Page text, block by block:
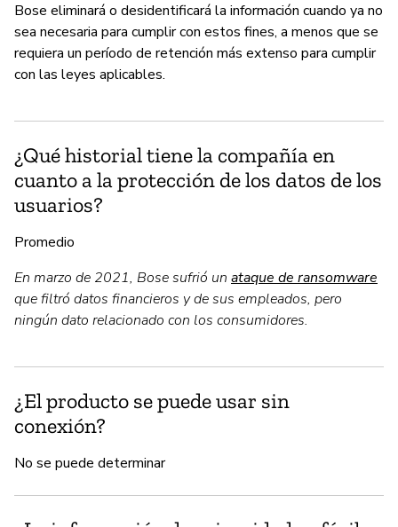
Bose eliminará o desidentificará la información cuando ya no
sea necesaria para cumplir con estos fines, a menos que se
requiera un período de retención más extenso para cumplir
con las leyes aplicables.
¿Qué historial tiene la compañía en
cuanto a la protección de los datos de los
usuarios?
Promedio
En marzo de 2021, Bose sufrió un ataque de ransomware
que filtró datos financieros y de sus empleados, pero
ningún dato relacionado con los consumidores.
¿El producto se puede usar sin
conexión?
No se puede determinar